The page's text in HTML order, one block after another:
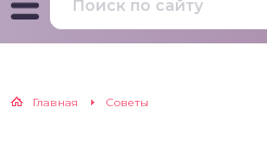
Главная Советы